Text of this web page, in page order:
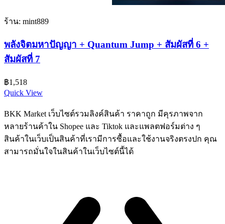
ร้าน: mint889
พลังจิตมหาปัญญา + Quantum Jump + สัมผัสที่ 6 +
สัมผัสที่ 7
฿1,518
Quick View
BKK Market เว็บไซต์รวมลิงค์สินค้า ราคาถูก มีคุรภาพจาก
หลายร้านค้าใน Shopee และ Tiktok และแพลตฟอร์มต่าง ๆ
สินค้าในเว็บเป็นสินค้าที่เรามีการซื้อและใช้งานจริงตรงปก คุณ
สามารถมั่นใจในสินค้าในเว็บไซต์นี้ได้